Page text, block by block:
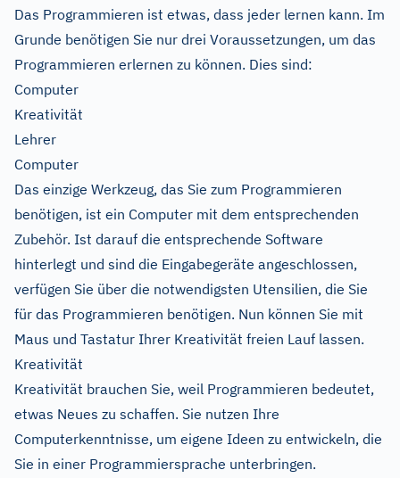
Das Programmieren ist etwas, dass jeder lernen kann. Im
Grunde benötigen Sie nur drei Voraussetzungen, um das
Programmieren erlernen zu können. Dies sind:
Computer
Kreativität
Lehrer
Computer
Das einzige Werkzeug, das Sie zum Programmieren
benötigen, ist ein Computer mit dem entsprechenden
Zubehör. Ist darauf die entsprechende Software
hinterlegt und sind die Eingabegeräte angeschlossen,
verfügen Sie über die notwendigsten Utensilien, die Sie
für das Programmieren benötigen. Nun können Sie mit
Maus und Tastatur Ihrer Kreativität freien Lauf lassen.
Kreativität
Kreativität brauchen Sie, weil Programmieren bedeutet,
etwas Neues zu schaffen. Sie nutzen Ihre
Computerkenntnisse, um eigene Ideen zu entwickeln, die
Sie in einer Programmiersprache unterbringen.